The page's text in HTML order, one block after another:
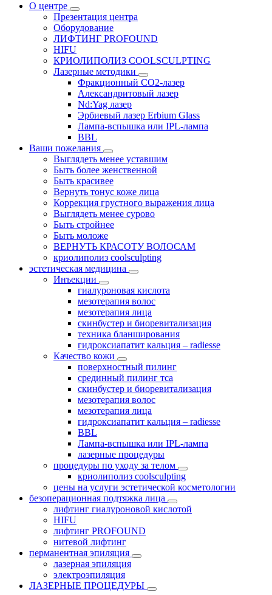
О центре
Презентация центра
Оборудование
ЛИФТИНГ PROFOUND
HIFU
КРИОЛИПОЛИЗ COOLSCULPTING
Лазерные методики
Фракционный CO2-лазер
Александритовый лазер
Nd:Yag лазер
Эрбиевый лазер Erbium Glass
Лампа-вспышка или IPL-лампа
BBL
Ваши пожелания
Выглядеть менее уставшим
Быть более женственной
Быть красивее
Вернуть тонус коже лица
Коррекция грустного выражения лица
Выглядеть менее сурово
Быть стройнее
Быть моложе
ВЕРНУТЬ КРАСОТУ ВОЛОСАМ
криолиполиз coolsculpting
эстетическая медицина
Инъекции
гиалуроновая кислота
мезотерапия волос
мезотерапия лица
скинбустер и биоревитализация
техника бланширования
гидроксиапатит кальция – radiesse
Качество кожи
поверхностный пилинг
срединный пилинг тса
скинбустер и биоревитализация
мезотерапия волос
мезотерапия лица
гидроксиапатит кальция – radiesse
BBL
Лампа-вспышка или IPL-лампа
лазерные процедуры
процедуры по уходу за телом
криолиполиз coolsculpting
цены на услуги эстетической косметологии
безоперационная подтяжка лица
лифтинг гиалуроновой кислотой
HIFU
лифтинг PROFOUND
нитевой лифтинг
перманентная эпиляция
лазерная эпиляция
электроэпиляция
ЛАЗЕРНЫЕ ПРОЦЕДУРЫ